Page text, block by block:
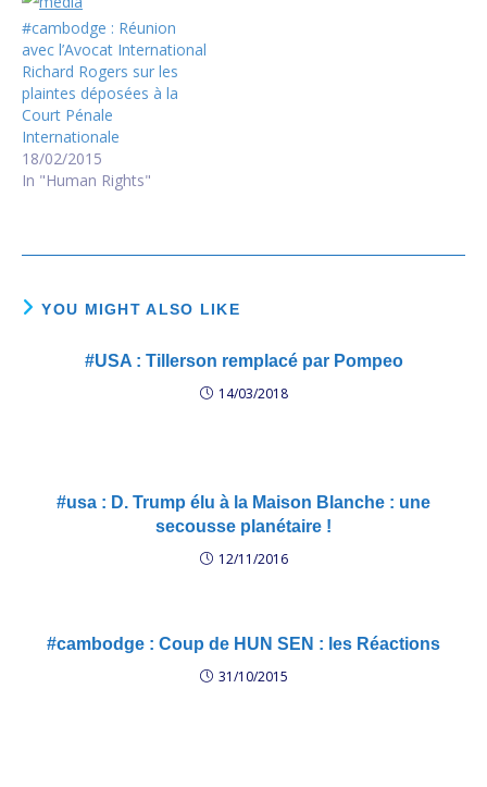
#cambodge : Réunion
avec l’Avocat International
Richard Rogers sur les
plaintes déposées à la
Court Pénale
Internationale
18/02/2015
In "Human Rights"
YOU MIGHT ALSO LIKE
#USA : Tillerson remplacé par Pompeo
14/03/2018
#usa : D. Trump élu à la Maison Blanche : une
secousse planétaire !
12/11/2016
#cambodge : Coup de HUN SEN : les Réactions
31/10/2015